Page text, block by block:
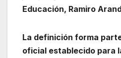
Educación, Ramiro
La definición forma
oficial establecido para